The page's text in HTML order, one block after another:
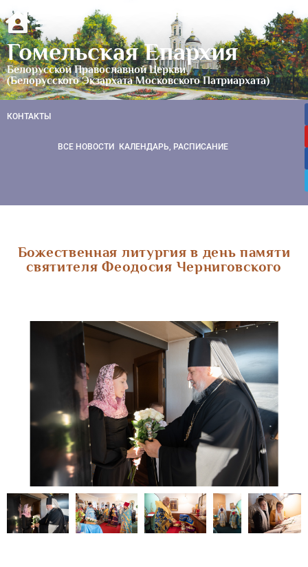
Гомельская Епархия
Белорусской Православной Церкви
(Белорусского Экзархата Московского Патриархата)
КОНТАКТЫ
ВСЕ НОВОСТИ КАЛЕНДАРЬ, РАСПИСАНИЕ
Божественная литургия в день памяти
святителя Феодосия Черниговского